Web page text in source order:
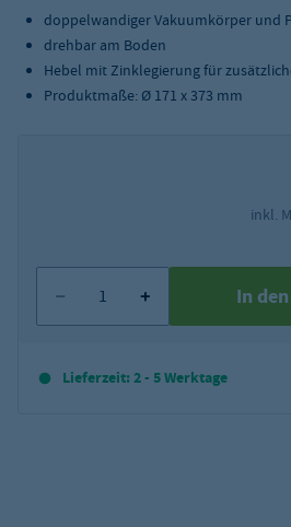
doppelwandiger Vakuumkörper und
drehbar am Boden
Hebel mit Zinklegierung für
Produktmaße: Ø 171 x 373 mm
inkl.
In
Lieferzeit: 2 - 5 Werktage